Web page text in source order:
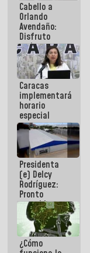
Cabello a
Orlando
Avendaño:
Disfruto
cada vez
que escribes
porque lo
que haces
es
embarrarla
Caracas
implementará
horario
especial
para
adaptarse
al plan de
ahorro
energético
Presidenta
(e) Delcy
Rodríguez:
Pronto
restableceremos
las
operaciones
en el
Aeropuerto
¿Cómo